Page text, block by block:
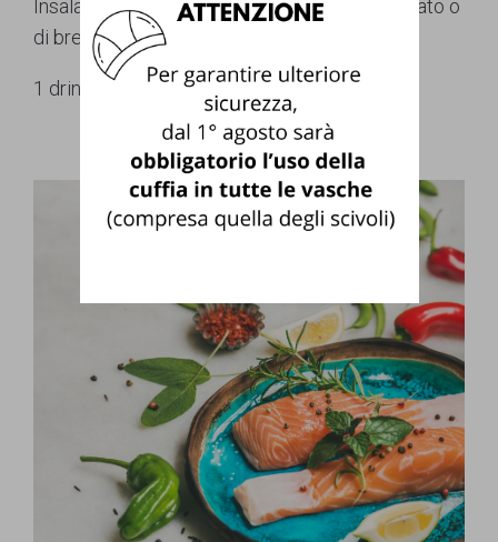
Insalata di riso/mini finger food di vitello tonnato o
di bresaola con formaggio
1 drink di alcolico/analcolico a persona